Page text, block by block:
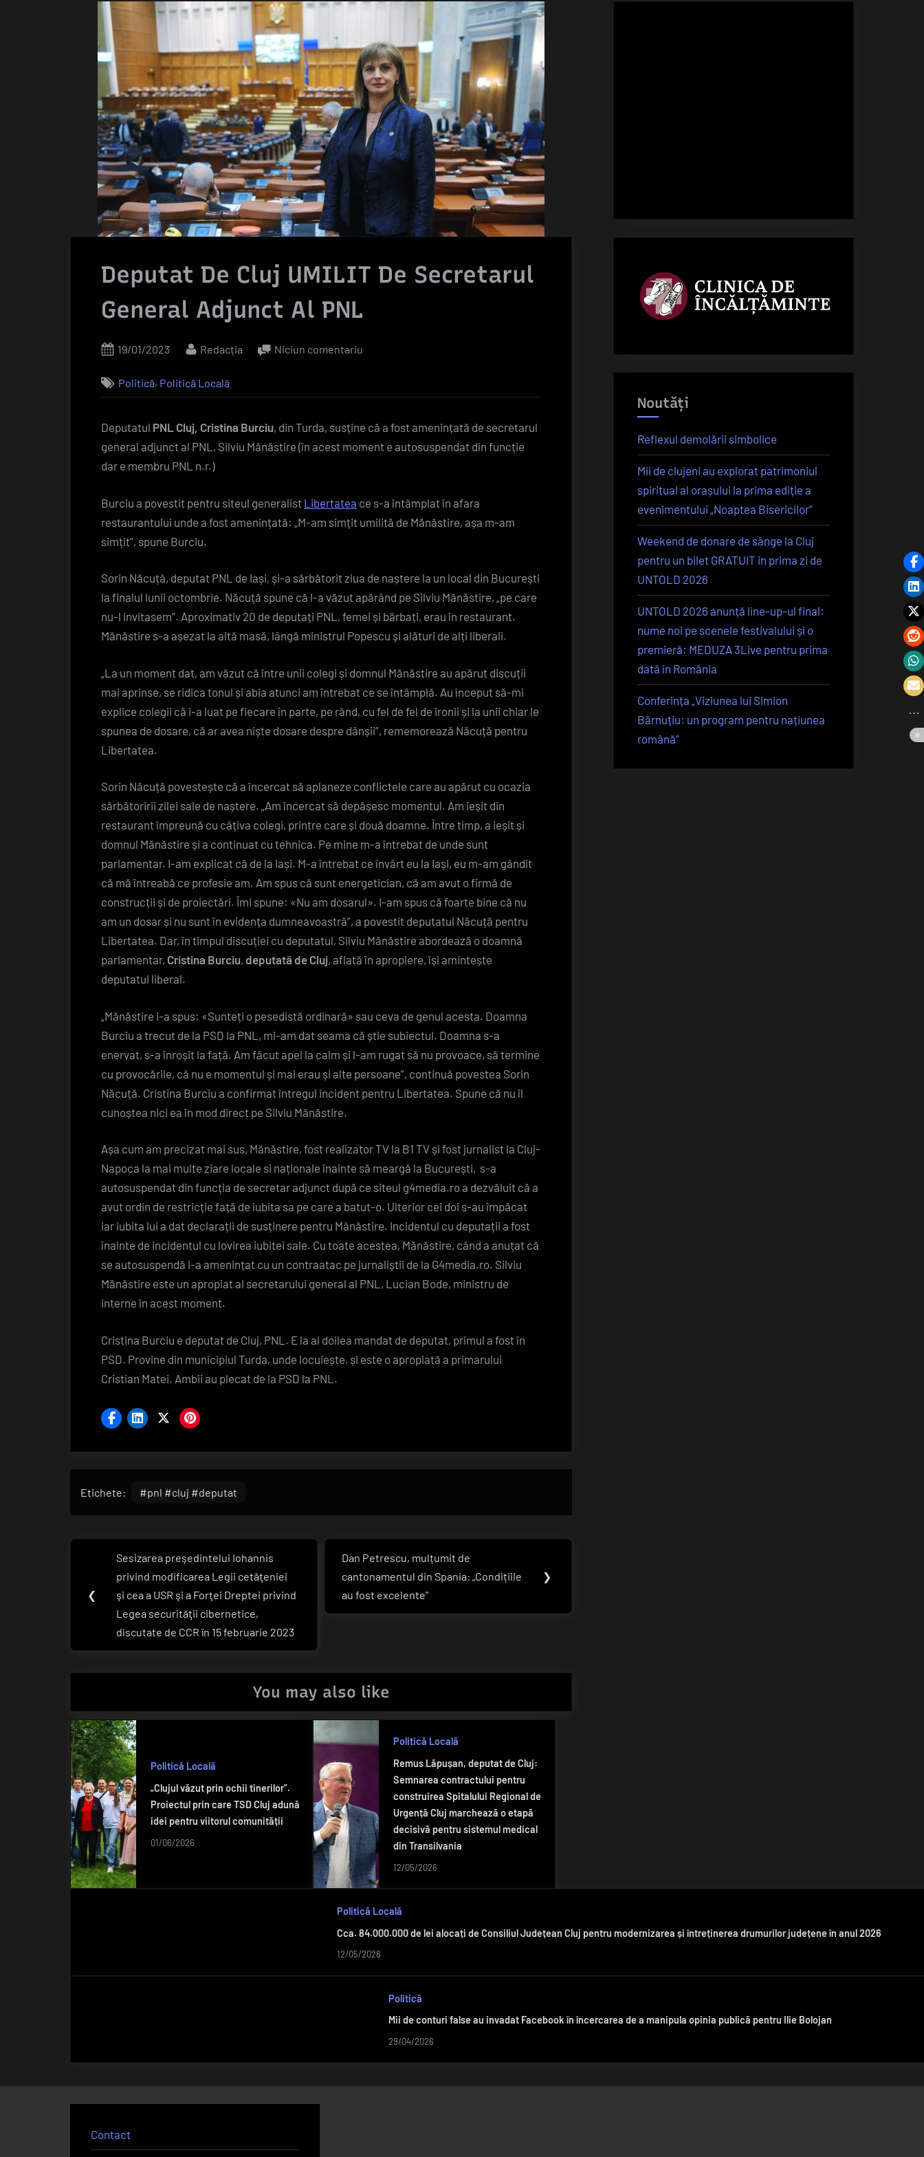
Deputat De Cluj UMILIT De Secretarul
General Adjunct Al PNL
Posted
19/01/2023 By
Redacția Niciun comentariu
UMILIT
Adjunct
Politică, Politică Locală
Deputatul PNL Cluj, Cristina Burciu, din Turda, susține că a fost amenințată de secretarul
general adjunct al PNL, Silviu Mănăstire (în acest moment e autosuspendat din funcție
dar e membru PNL n.r.)
Burciu a povestit pentru siteul generalist Libertatea ce s-a întâmplat în afara
restaurantului unde a fost amenințată: „M-am simțit umilită de Mănăstire, așa m-am
simțit”, spune Burciu.
Sorin Năcuță, deputat PNL de Iași, și-a sărbătorit ziua de naștere la un local din București
la finalul lunii octombrie. Năcuță spune că l-a văzut apărând pe Silviu Mănăstire, „pe care
nu-l invitasem”. Aproximativ 20 de deputați PNL, femei și bărbați, erau în restaurant.
Mănăstire s-a așezat la altă masă, lângă ministrul Popescu și alături de alți liberali.
„La un moment dat, am văzut că între unii colegi și domnul Mănăstire au apărut discuții
mai aprinse, se ridica tonul și abia atunci am întrebat ce se întâmplă. Au început să-mi
explice colegii că i-a luat pe fiecare în parte, pe rând, cu fel de fel de ironii și la unii chiar le
spunea de dosare, că ar avea niște dosare despre dânșii”, rememorează Năcuță pentru
Libertatea.
Sorin Năcuță povestește că a încercat să aplaneze conflictele care au apărut cu ocazia
sărbătoririi zilei sale de naștere. „Am încercat să depășesc momentul. Am ieșit din
restaurant împreună cu câțiva colegi, printre care și două doamne. Între timp, a ieșit și
domnul Mănăstire și a continuat cu tehnica. Pe mine m-a întrebat de unde sunt
parlamentar. I-am explicat că de la Iași. M-a întrebat ce învârt eu la Iași, eu m-am gândit
că mă întreabă ce profesie am. Am spus că sunt energetician, că am avut o firmă de
construcții și de proiectări. Îmi spune: «Nu am dosarul». I-am spus că foarte bine că nu
am un dosar și nu sunt în evidența dumneavoastră”, a povestit deputatul Năcuță pentru
Libertatea. Dar, în timpul discuției cu deputatul, Silviu Mănăstire abordează o doamnă
parlamentar, Cristina Burciu, deputată de Cluj, aflată în apropiere, își amintește
deputatul liberal.
„Mănăstire i-a spus: «Sunteți o pesedistă ordinară» sau ceva de genul acesta. Doamna
Burciu a trecut de la PSD la PNL, mi-am dat seama că știe subiectul. Doamna s-a
enervat, s-a înroșit la față. Am făcut apel la calm și l-am rugat să nu provoace, să termine
cu provocările, că nu e momentul și mai erau și alte persoane”, continuă povestea Sorin
Năcuță. Cristina Burciu a confirmat întregul incident pentru Libertatea. Spune că nu îl
cunoștea nici ea în mod direct pe Silviu Mănăstire.
Așa cum am precizat mai sus, Mănăstire, fost realizator TV la B1 TV și fost jurnalist la Cluj-
Napoca la mai multe ziare locale si naționale înainte să meargă la București, s-a
autosuspendat din funcția de secretar adjunct după ce siteul g4media.ro a dezvăluit că a
avut ordin de restricție față de iubita sa pe care a batut-o. Ulterior cei doi s-au împăcat
iar iubita lui a dat declarații de susținere pentru Mănăstire. Incidentul cu deputații a fost
înainte de incidentul cu lovirea iubitei sale. Cu toate acestea, Mănăstire, când a anuțat că
se autosuspendă i-a amenințat cu un contraatac pe jurnaliștii de la G4media.ro. Silviu
Mănăstire este un apropiat al secretarului general al PNL, Lucian Bode, ministru de
interne în acest moment.
Cristina Burciu e deputat de Cluj, PNL. E la al doilea mandat de deputat, primul a fost în
PSD. Provine din municipiul Turda, unde locuiește, și este o apropiată a primarului
Cristian Matei. Ambii au plecat de la PSD la PNL.
Etichete: #pnl #cluj #deputat
Navigare
articole
❮
Previous
Post:
Sesizarea preşedintelui Iohannis
privind modificarea Legii cetăţeniei
şi cea a USR şi a Forţei Dreptei privind
Legea securităţii cibernetice,
discutate de CCR în 15 februarie 2023
Next
Post:
Dan Petrescu, mulțumit de
cantonamentul din Spania: „Condițiile
au fost excelente”
❯
You may also like
Politică Locală
„Clujul văzut prin ochii tinerilor”.
Proiectul prin care TSD Cluj adună
idei pentru viitorul comunității
01/06/2026
Politică Locală
Remus Lăpușan, deputat de Cluj:
Semnarea contractului pentru
construirea Spitalului Regional de
Urgență Cluj marchează o etapă
decisivă pentru sistemul medical
din Transilvania
12/05/2026
Politică Locală
Cca. 84.000.000 de lei alocați de Consiliul Județean Cluj pentru modernizarea și întreținerea drumurilor județene în anul 2026
12/05/2026
Politică
Mii de conturi false au invadat Facebook în încercarea de a manipula opinia publică pentru Ilie Bolojan
29/04/2026
Noutăți
Reflexul demolării simbolice
Mii de clujeni au explorat patrimoniul
spiritual al orașului la prima ediție a
evenimentului „Noaptea Bisericilor”
Weekend de donare de sânge la Cluj
pentru un bilet GRATUIT in prima zi de
UNTOLD 2026
UNTOLD 2026 anunță line-up-ul final:
nume noi pe scenele festivalului și o
premieră: MEDUZA 3Live pentru prima
dată în România
Conferința „Viziunea lui Simion
Bărnuțiu: un program pentru națiunea
română”
Contact